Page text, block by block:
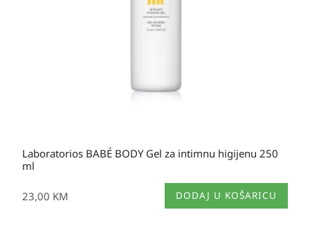
Laboratorios BABÉ BODY Gel za intimnu higijenu 250
ml
23,00 KM DODAJ U KOŠARICU